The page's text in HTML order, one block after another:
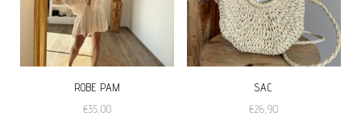
ROBE PAM
€35,00
SAC
€26,90